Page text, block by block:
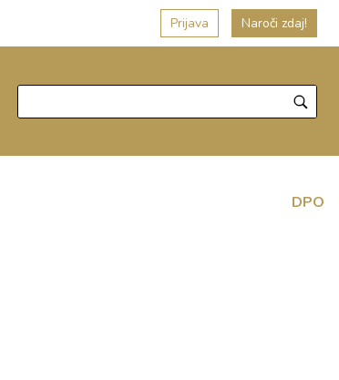
Prijava Naroči zdaj!
DPO